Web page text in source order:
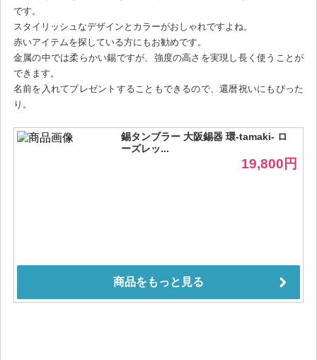
です。
スタイリッシュなデザインとカラーがおしゃれですよね。
赤いアイテムを探している方にもお勧めです。
金属の中では柔らかい錫ですが、強度の高さを実現し長く使うことが
できます。
名前を入れてプレゼントすることもできるので、還暦祝いにもぴった
り。